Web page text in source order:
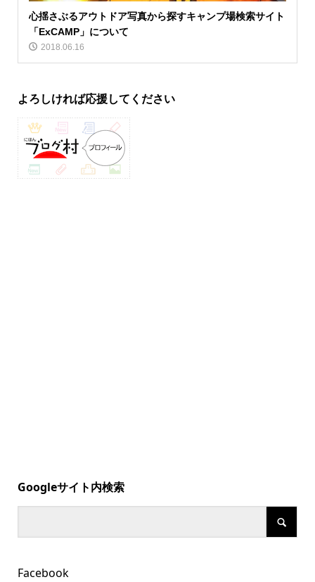
心揺さぶるアウトドア写真から探すキャンプ場検索サイト
「ExCAMP」について
2018.06.16
よろしければ応援してください
Googleサイト内検索
Facebook